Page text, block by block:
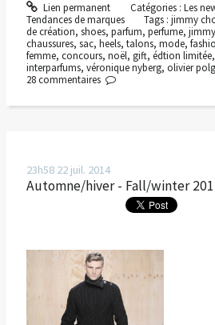
Lien permanent Catégories : Les
Tendances de marques
Tags :jimmy
de création, shoes, parfum, perfume,
chaussures, sac, heels, talons, mode,
femme, concours, noël, gift, édtion limitée,
interparfums, véronique nyberg, olivier
28 commentaires
23h58 22 juil. 2014
Automne/hiver - Fall/winter